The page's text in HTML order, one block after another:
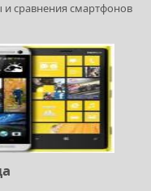
сравнения смартфонов